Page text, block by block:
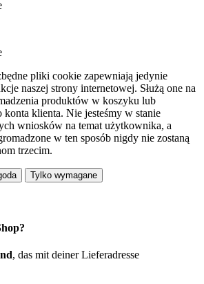
pliki cookie zapewniają jedynie
naszej strony internetowej. Służą one na
produktów w koszyku lub
konta klienta. Nie jesteśmy w stanie
wniosków na temat użytkownika, a
w ten sposób nigdy nie zostaną
trzecim.
Tylko wymagane
, das mit deiner Lieferadresse